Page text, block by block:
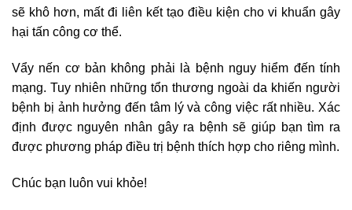
sẽ khô hơn, mất đi liên kết tạo điều kiện cho vi khuẩn gây
hại tấn công cơ thể.
Vẩy nến cơ bản không phải là bệnh nguy hiểm đến tính
mạng. Tuy nhiên những tổn thương ngoài da khiến người
bệnh bị ảnh hưởng đến tâm lý và công việc rất nhiều. Xác
định được nguyên nhân gây ra bệnh sẽ giúp bạn tìm ra
được phương pháp điều trị bệnh thích hợp cho riêng mình.
Chúc bạn luôn vui khỏe!